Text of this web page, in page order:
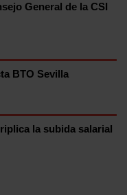
General de la CSI
BTO Sevilla
la subida salarial